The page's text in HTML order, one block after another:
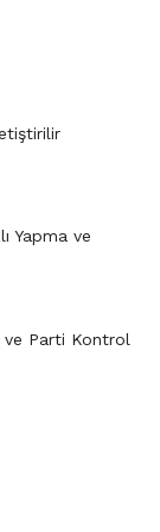
Yapma ve
Parti Kontrol